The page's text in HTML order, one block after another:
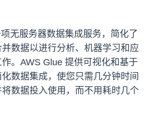
无服务器数据集成服务，简化了
数据以进行分析、机器学习和应
。AWS Glue 提供可视化和基于
数据集成，使您只需几分钟时间
数据投入使用，而不用耗时几个